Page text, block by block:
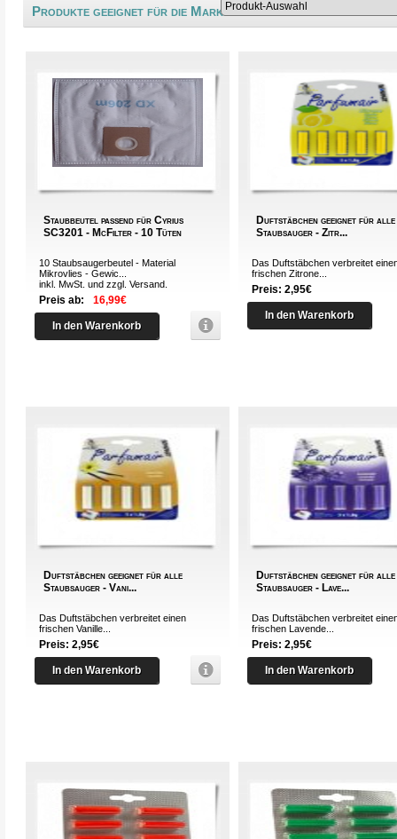
Produkte geeignet für die Marke Cyrius®
Staubbeutel passend für Cyrius
SC3201 - McFilter - 10 Tüten
10 Staubsaugerbeutel - Material
Mikrovlies - Gewic...
inkl. MwSt. und zzgl.Versand
Preis ab: 16,99€
In den Warenkorb
Duftstäbchen geeignet für alle
Staubsauger - Zitr...
Das Duftstäbchen verbreitet
frischen Zitrone...
Preis: 2,95€
In den Warenkorb
Duftstäbchen geeignet für alle
Staubsauger - Vani...
Das Duftstäbchen verbreitet einen
frischen Vanille...
Preis: 2,95€
In den Warenkorb
Duftstäbchen geeignet für alle
Staubsauger - Lave...
Das Duftstäbchen verbreitet
frischen Lavende...
Preis: 2,95€
In den Warenkorb